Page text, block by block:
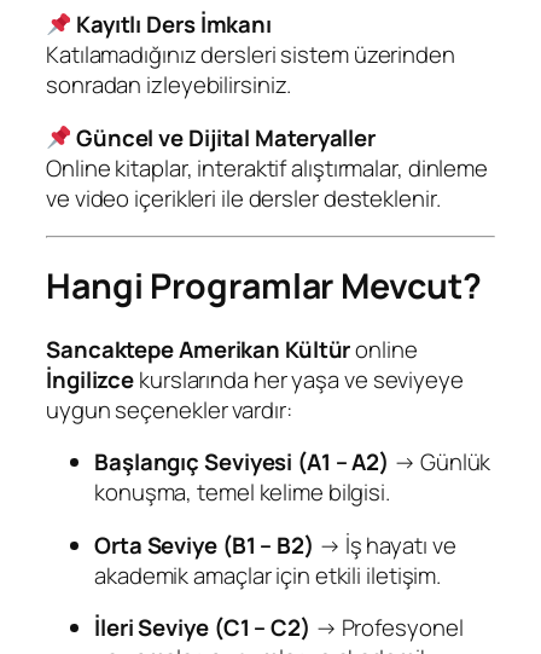
Kayıtlı Ders İmkanı
Katılamadığınız dersleri sistem üzerinden
sonradan izleyebilirsiniz.
Güncel ve Dijital Materyaller
Online kitaplar, interaktif alıştırmalar, dinleme
ve video içerikleri ile dersler desteklenir.
Hangi Programlar Mevcut?
Sancaktepe Amerikan Kültüronline
İngilizcekurslarında her yaşa ve seviyeye
uygun seçenekler vardır:
Başlangıç Seviyesi (A1 – A2) → Günlük
konuşma, temel kelime bilgisi.
Orta Seviye (B1 – B2) → İş hayatı ve
akademik amaçlar için etkili iletişim.
İleri Seviye (C1 – C2) → Profesyonel